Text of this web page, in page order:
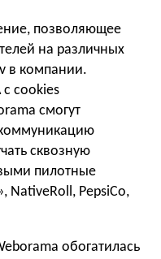
позволяющее
на различных
в компании.
c cookies
смогут
сквозную
пилотные
NativeRoll, PepsiCo,
обогатилась